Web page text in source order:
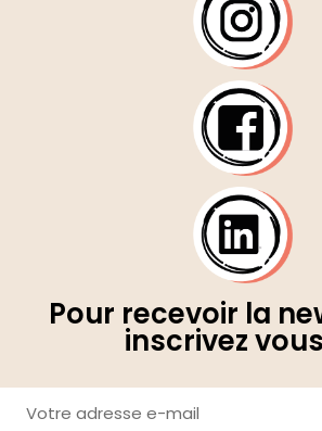
Pour recevoir la
inscrivez